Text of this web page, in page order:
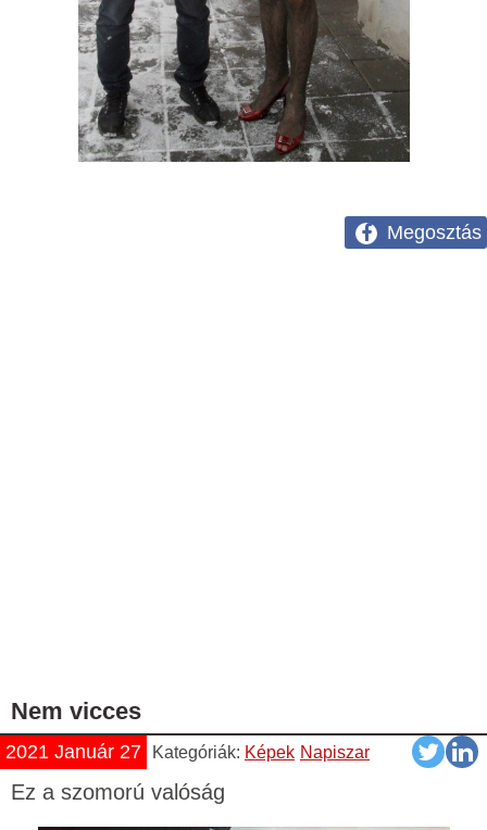
Megosztás
Nem vicces
2021 Január 27 Kategóriák: Képek Napiszar
Ez a szomorú valóság